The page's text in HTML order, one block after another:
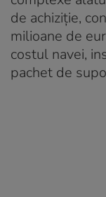
de achiziție,
milioane de
costul navei,
pachet de